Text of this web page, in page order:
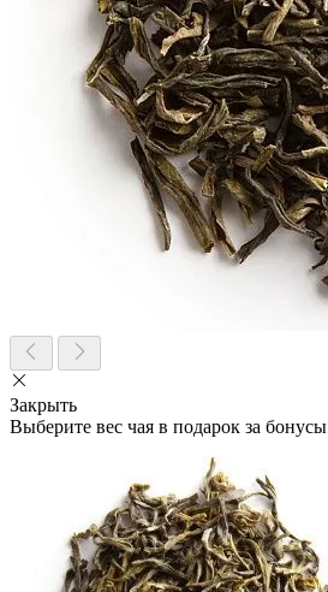
Закрыть
Выберите вес чая в подарок за бонусы